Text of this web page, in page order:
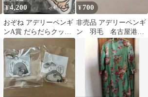
¥4,200
おぞね アデリーペンギ
ンA賞 だらだらクッシ
ョン
¥ 700
非売品 アデリーペンギ
ン 羽毛 名古屋港水
族館 ペンギン 羽